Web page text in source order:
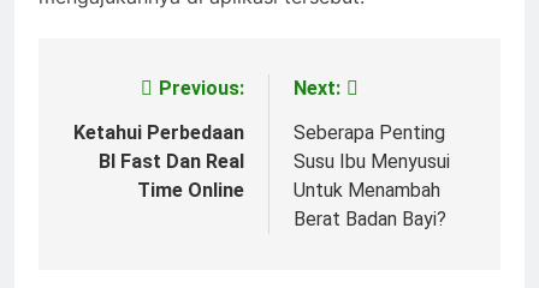
navigation
Previous:
Ketahui Perbedaan
BI Fast Dan Real
Time Online
Next:
Seberapa Penting
Susu Ibu Menyusui
Untuk Menambah
Berat Badan Bayi?